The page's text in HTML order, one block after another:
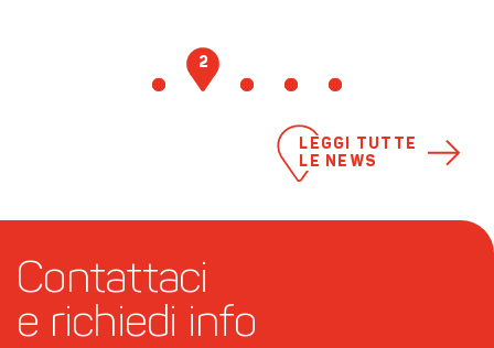
LEGGI TUTTE
LE NEWS
2
Contattaci
e richiedi info